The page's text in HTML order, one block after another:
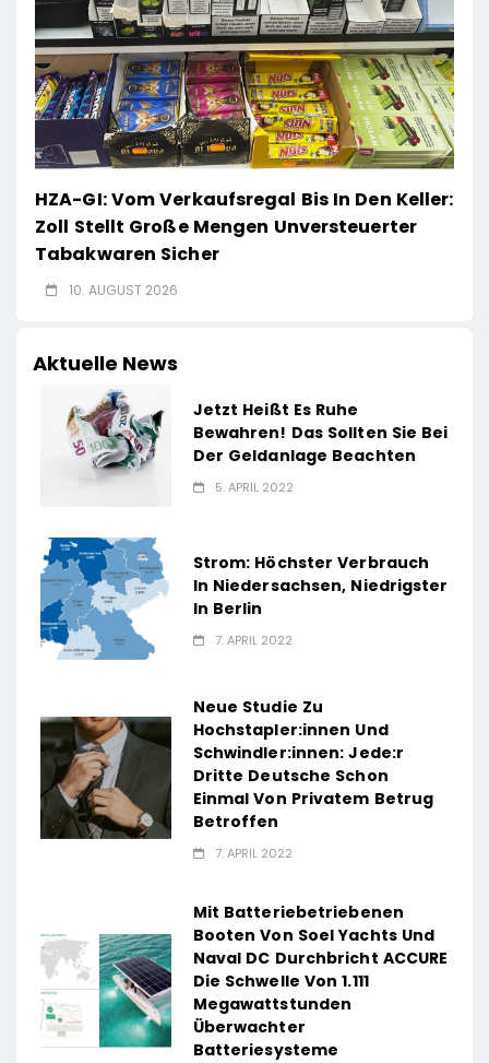
HZA-GI: Vom Verkaufsregal Bis In Den Keller:
Zoll Stellt Große Mengen Unversteuerter
Tabakwaren Sicher
10. AUGUST 2026
Aktuelle News
Jetzt Heißt Es Ruhe
Bewahren! Das Sollten Sie Bei
Der Geldanlage Beachten
5. APRIL 2022
Strom: Höchster Verbrauch
In Niedersachsen, Niedrigster
In Berlin
7. APRIL 2022
Neue Studie Zu
Hochstapler:innen Und
Schwindler:innen: Jede:r
Dritte Deutsche Schon
Einmal Von Privatem Betrug
Betroffen
7. APRIL 2022
Mit Batteriebetriebenen
Booten Von Soel Yachts Und
Naval DC Durchbricht ACCURE
Die Schwelle Von 1.111
Megawattstunden
Überwachter
Batteriesysteme